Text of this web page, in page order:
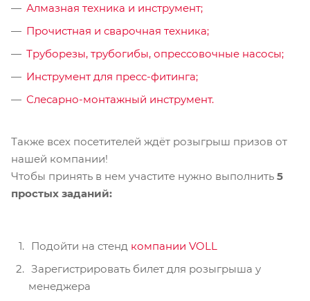
Алмазная техника и инструмент;
Прочистная и сварочная техника;
Труборезы, трубогибы, опрессовочные насосы;
Инструмент для пресс-фитинга;
Слесарно-монтажный инструмент.
Также всех посетителей ждёт розыгрыш призов от
нашей компании!
Чтобы принять в нем участите нужно выполнить 5
простых заданий:
Подойти на стенд компании VOLL
Зарегистрировать билет для розыгрыша у
менеджера